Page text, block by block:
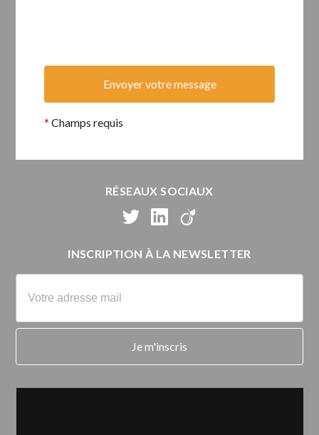
* Champs requis
RÉSEAUX SOCIAUX
INSCRIPTION À LA NEWSLETTER